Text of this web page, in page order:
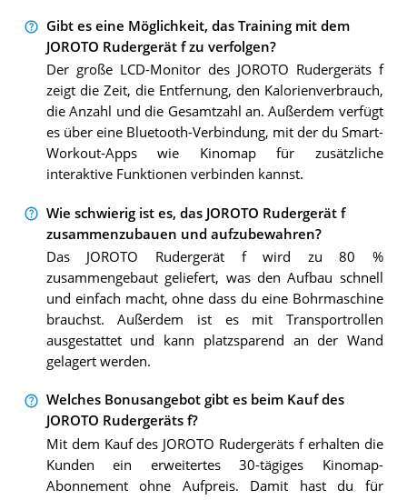
Gibt es eine Möglichkeit, das Training mit dem
JOROTO Rudergerät f zu verfolgen?
Der große LCD-Monitor des JOROTO Rudergeräts f
zeigt die Zeit, die Entfernung, den Kalorienverbrauch,
die Anzahl und die Gesamtzahl an. Außerdem verfügt
es über eine Bluetooth-Verbindung, mit der du Smart-
Workout-Apps wie Kinomap für zusätzliche
interaktive Funktionen verbinden kannst.
Wie schwierig ist es, das JOROTO Rudergerät f
zusammenzubauen und aufzubewahren?
Das JOROTO Rudergerät f wird zu 80 %
zusammengebaut geliefert, was den Aufbau schnell
und einfach macht, ohne dass du eine Bohrmaschine
brauchst. Außerdem ist es mit Transportrollen
ausgestattet und kann platzsparend an der Wand
gelagert werden.
Welches Bonusangebot gibt es beim Kauf des
JOROTO Rudergeräts f?
Mit dem Kauf des JOROTO Rudergeräts f erhalten die
Kunden ein erweitertes 30-tägiges Kinomap-
Abonnement ohne Aufpreis. Damit hast du für